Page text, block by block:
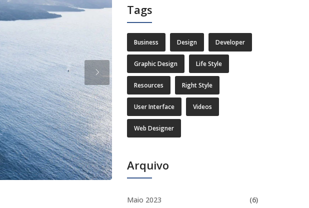
Tags
Business Design Developer
Graphic Design Life Style
Resources Right Style
User Interface Videos
Web Designer
Arquivo
Maio 2023 (6)